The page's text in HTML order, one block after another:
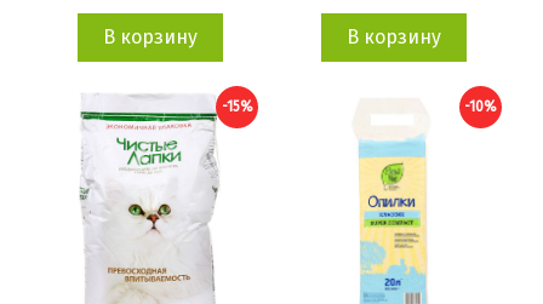
В корзину В корзину
-15% -10%